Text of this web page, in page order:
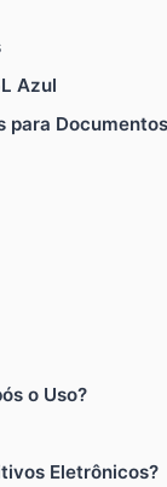
Azul
para
o Uso?
Eletrônicos?